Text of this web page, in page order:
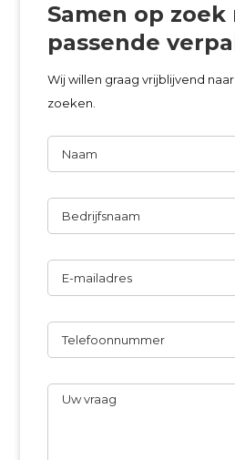
Samen op zoek
passende
Wij willen graag vrijblijvend
zoeken.
Naam
Bedrijfsnaam
E-
mailadres
Telefoon
Uw
vraag